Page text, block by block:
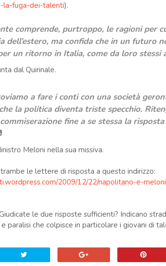
fuga-dei-talenti).
comprende, purtroppo, le ragioni per
dell’estero, ma confida che in un futuro
un ritorno in Italia, come da loro stessi
dal Quirinale.
a fare i conti con una società
la politica diventa triste specchio.
fine a se stessa la
Meloni nella sua missiva.
le lettere di risposta a questo indirizzo:
2009/12/22/napolitano-e-
le due risposte sufficienti? Indicano
paralisi che colpisce in particolare i giovani di